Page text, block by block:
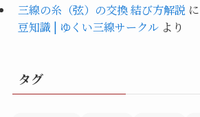
三線の糸（弦）の交換 結び方解説 に
豆知識 | ゆくい三線サークルより
タグ